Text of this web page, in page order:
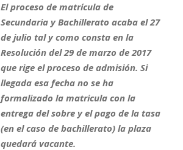
El proceso de matrícula de
Secundaria y Bachillerato acaba el 27
de julio tal y como consta en la
Resolución del 29 de marzo de 2017
que rige el proceso de admisión. Si
llegada esa fecha no se ha
formalizado la matricula con la
entrega del sobre y el pago de la tasa
(en el caso de bachillerato) la plaza
quedará vacante.